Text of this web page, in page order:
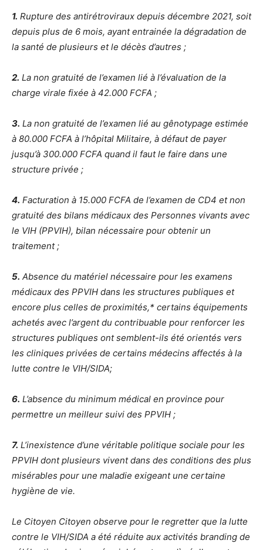
1. Rupture des antirétroviraux depuis décembre 2021, soit
depuis plus de 6 mois, ayant entrainée la dégradation de
la santé de plusieurs et le décès d’autres ;
2. La non gratuité de l’examen lié à l’évaluation de la
charge virale fixée à 42.000 FCFA ;
3. La non gratuité de l’examen lié au gênotypage estimée
à 80.000 FCFA à l’hôpital Militaire, à défaut de payer
jusqu’à 300.000 FCFA quand il faut le faire dans une
structure privée ;
4. Facturation à 15.000 FCFA de l’examen de CD4 et non
gratuité des bilans médicaux des Personnes vivants avec
le VIH (PPVIH), bilan nécessaire pour obtenir un
traitement ;
5. Absence du matériel nécessaire pour les examens
médicaux des PPVIH dans les structures publiques et
encore plus celles de proximités,* certains équipements
achetés avec l’argent du contribuable pour renforcer les
structures publiques ont semblent-ils été orientés vers
les cliniques privées de certains médecins affectés à la
lutte contre le VIH/SIDA;
6. L’absence du minimum médical en province pour
permettre un meilleur suivi des PPVIH ;
7. L’inexistence d’une véritable politique sociale pour les
PPVIH dont plusieurs vivent dans des conditions des plus
misérables pour une maladie exigeant une certaine
hygiène de vie.
Le Citoyen Citoyen observe pour le regretter que la lutte
contre le VIH/SIDA a été réduite aux activités branding de